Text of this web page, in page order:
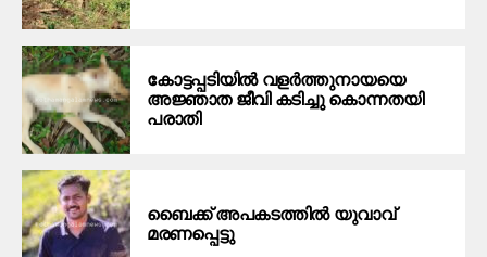
കോട്ടപ്പടിയില്‍ വളര്‍ത്തുനായയെ
അജ്ഞാത ജീവി കടിച്ചു കൊന്നതയി
പരാതി
ബൈക്ക് അപകടത്തിൽ യുവാവ്
മരണപ്പെട്ടു